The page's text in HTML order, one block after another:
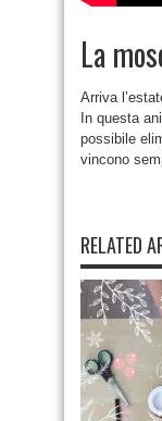
La
Arriva
In questa
possibile
vincono
RELATED